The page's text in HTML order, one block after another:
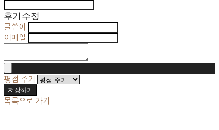
후기 수정
글쓴이
이메일
평점 주기
저장하기
목록으로 가기